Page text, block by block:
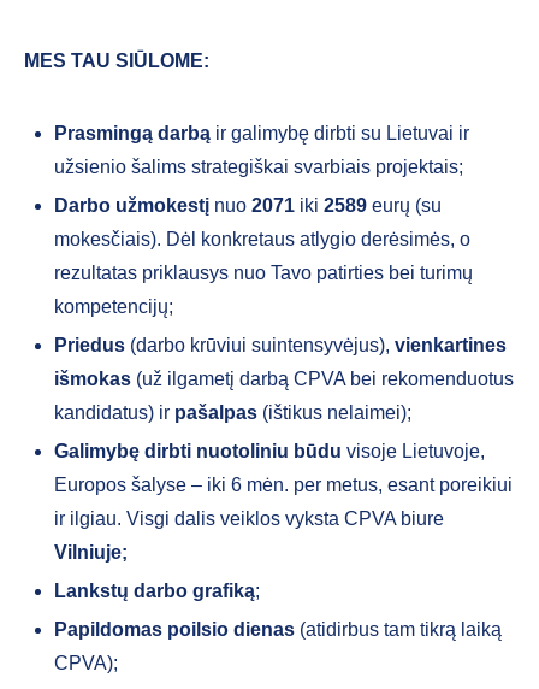
MES TAU SIŪLOME:
Prasmingą darbą ir galimybę dirbti su Lietuvai ir
užsienio šalims strategiškai svarbiais projektais;
Darbo užmokestį nuo 2071 iki 2589 eurų (su
mokesčiais). Dėl konkretaus atlygio derėsimės, o
rezultatas priklausys nuo Tavo patirties bei turimų
kompetencijų;
Priedus (darbo krūviui suintensyvėjus), vienkartines
išmokas (už ilgametį darbą CPVA bei rekomenduotus
kandidatus) ir pašalpas (ištikus nelaimei);
Galimybę dirbti nuotoliniu būdu visoje Lietuvoje,
Europos šalyse – iki 6 mėn. per metus, esant poreikiui
ir ilgiau. Visgi dalis veiklos vyksta CPVA biure
Vilniuje;
Lankstų darbo grafiką;
Papildomas poilsio dienas (atidirbus tam tikrą laiką
CPVA);